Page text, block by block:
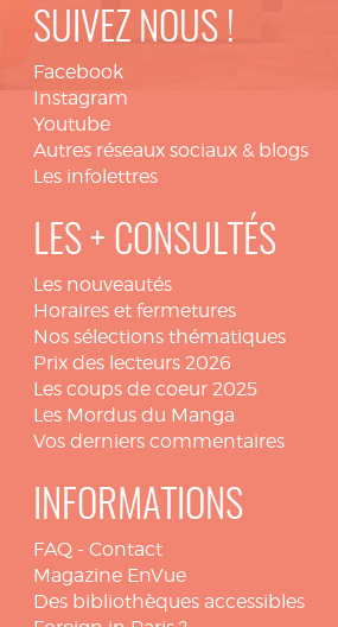
SUIVEZ NOUS !
Facebook
Instagram
Youtube
Autres réseaux sociaux & blogs
Les infolettres
LES + CONSULTÉS
Les nouveautés
Horaires et fermetures
Nos sélections thématiques
Prix des lecteurs 2026
Les coups de coeur 2025
Les Mordus du Manga
Vos derniers commentaires
INFORMATIONS
FAQ - Contact
Magazine EnVue
Des bibliothèques accessibles